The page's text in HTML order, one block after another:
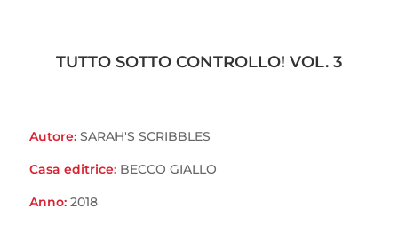
TUTTO SOTTO CONTROLLO! VOL. 3
Autore:SARAH'S SCRIBBLES
Casa editrice: BECCO GIALLO
Anno:2018